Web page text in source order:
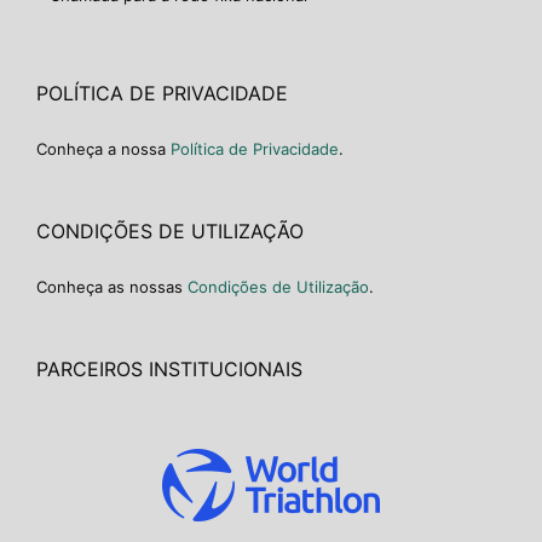
POLÍTICA DE PRIVACIDADE
Conheça a nossa Política de Privacidade.
CONDIÇÕES DE UTILIZAÇÃO
Conheça as nossas Condições de Utilização.
PARCEIROS INSTITUCIONAIS